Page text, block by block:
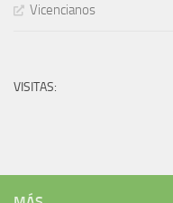
Vicencianos
VISITAS: